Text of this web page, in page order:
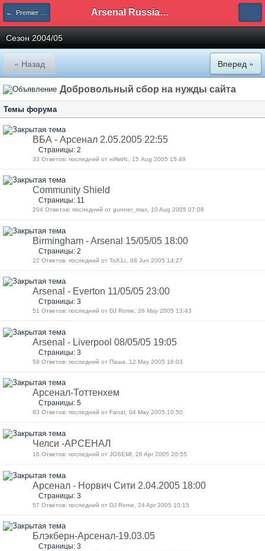
← Premier League Arsenal Russian Speaking Supporters Club
Сезон 2004/05
« Назад Вперед »
Добровольный сбор на нужды сайта
Темы форума
ВБА - Арсенал 2.05.2005 22:55
Страницы: 2
33 Ответов: последний от нИмИс, 15 Aug 2005 15:49
Сommunity Shield
Страницы: 11
204 Ответов: последний от gunner_max, 10 Aug 2005 07:08
Birmingham - Arsenal 15/05/05 18:00
Страницы: 2
22 Ответов: последний от ToX1c, 08 Jun 2005 14:27
Arsenal - Everton 11/05/05 23:00
Страницы: 3
51 Ответов: последний от DJ Rome, 26 May 2005 13:43
Arsenal - Liverpool 08/05/05 19:05
Страницы: 3
59 Ответов: последний от Паша, 12 May 2005 16:03
Арсенал-Тоттенхем
Страницы: 5
83 Ответов: последний от Fanat, 04 May 2005 10:50
Челси -АРСЕНАЛ
16 Ответов: последний от JOSEMI, 26 Apr 2005 20:55
Арсенал - Норвич Сити 2.04.2005 18:00
Страницы: 3
57 Ответов: последний от DJ Rome, 24 Apr 2005 10:15
Блэкберн-Арсенал-19.03.05
Страницы: 3